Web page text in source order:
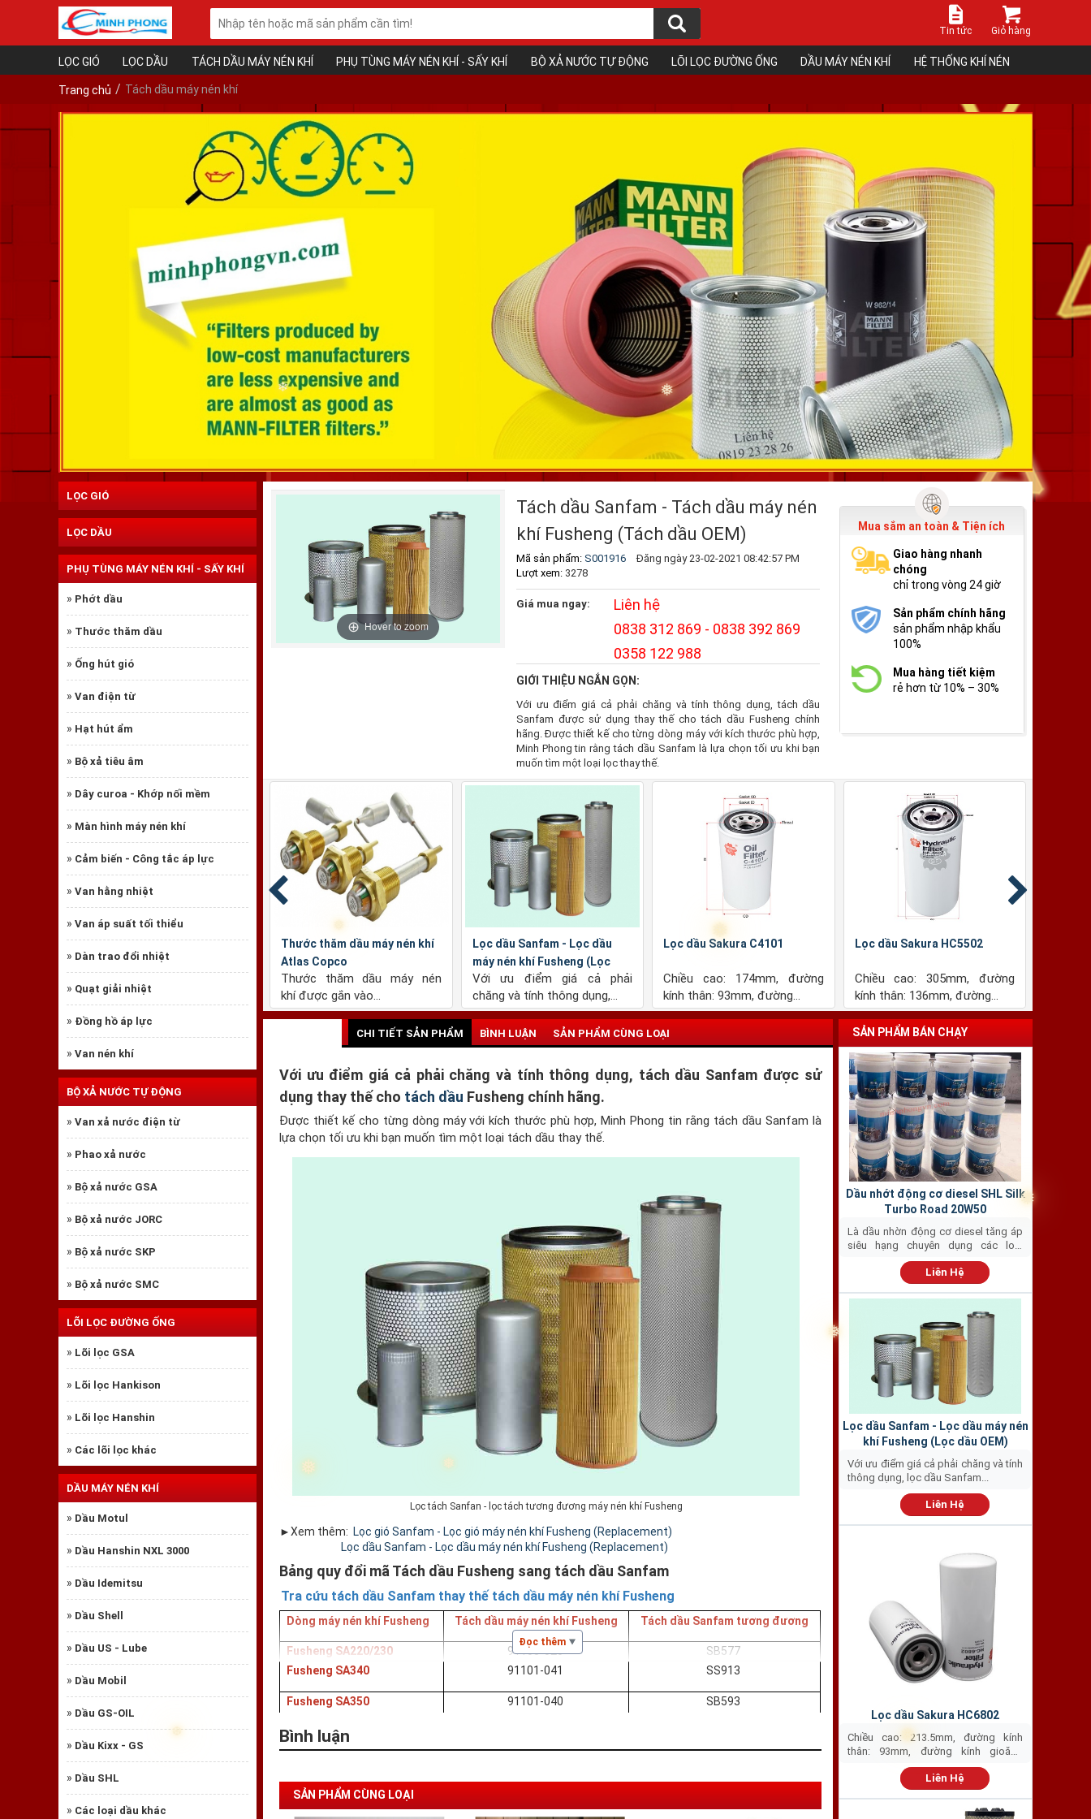
Tin tức Giỏ hàng
LỌC GIÓ LỌC DẦU TÁCH DẦU MÁY NÉN KHÍ PHỤ TÙNG MÁY NÉN KHÍ - SẤY KHÍ BỘ XẢ NƯỚC TỰ ĐỘNG LÕI LỌC ĐƯỜNG ỐNG DẦU MÁY NÉN KHÍ HỆ THỐNG KHÍ NÉN
Trang chủ Tách dầu máy nén khí
❅
❅
❅
LỌC GIÓ
LỌC DẦU
PHỤ TÙNG MÁY NÉN KHÍ - SẤY KHÍ
» Phớt dầu
» Thước thăm dầu
» Ống hút gió
» Van điện từ
» Hạt hút ẩm
» Bộ xả tiêu âm
» Dây curoa - Khớp nối mềm
» Màn hình máy nén khí
» Cảm biến - Công tắc áp lực
» Van hằng nhiệt
» Van áp suất tối thiểu
» Dàn trao đổi nhiệt
» Quạt giải nhiệt
» Đồng hồ áp lực
» Van nén khí
BỘ XẢ NƯỚC TỰ ĐỘNG
» Van xả nước điện từ
» Phao xả nước
» Bộ xả nước GSA
» Bộ xả nước JORC
» Bộ xả nước SKP
» Bộ xả nước SMC
LÕI LỌC ĐƯỜNG ỐNG
» Lõi lọc GSA
» Lõi lọc Hankison
» Lõi lọc Hanshin
» Các lõi lọc khác
DẦU MÁY NÉN KHÍ
» Dầu Motul
» Dầu Hanshin NXL 3000
» Dầu Idemitsu
» Dầu Shell
» Dầu US - Lube
» Dầu Mobil
» Dầu GS-OIL
» Dầu Kixx - GS
» Dầu SHL
» Các loại dầu khác
Hover to zoom
Tách dầu Sanfam - Tách dầu máy nén
khí Fusheng (Tách dầu OEM)
Mã sản phẩm: S001916
Đăng ngày 23-02-2021 08:42:57 PM
Lượt xem:3278
Giá mua ngay:
Liên hệ
0838 312 869 - 0838 392 869
0358 122 988
GIỚI THIỆU NGẮN GỌN:
Với ưu điểm giá cả phải chăng và tính thông dụng, tách dầu
Sanfam được sử dụng thay thế cho tách dầu Fusheng chính
hãng. Được thiết kế cho từng dòng máy với kích thước phù hợp,
Minh Phong tin rằng tách dầu Sanfam là lựa chọn tối ưu khi bạn
muốn tìm một loại lọc thay thế.
Mua sắm an toàn & Tiện ích
Giao hàng nhanh
chóng
chỉ trong vòng 24 giờ
Sản phẩm chính hãng
sản phẩm nhập khẩu
100%
Mua hàng tiết kiệm
rẻ hơn từ 10% – 30%
Lọc dầu Sakura HC5502
kính thân: 136mm, đường...
Lọc dầu Sakura C6205
Chiều cao: 120mm, đường
kính thân: 76mm, đường...
Lọc dầu Sakura HC6802
Chiều cao: 213.5mm, đường
kính thân: 93mm, đường...
Lọc gió Sakura A4910
Chiều cao: 198.5mm, đường
kính ngoài: 240mm, đường...
Lọc gió Sakura A6211
Chiều cao: 352.7mm, đường
kính ngoài: 164mm, đường...
CHI TIẾT SẢN PHẨM BÌNH LUẬN SẢN PHẨM CÙNG LOẠI
Đọc thêm
Với ưu điểm giá cả phải chăng và tính thông dụng, tách dầu Sanfam được sử
dụng thay thế cho tách dầu Fusheng chính hãng.
Được thiết kế cho từng dòng máy với kích thước phù hợp, Minh Phong tin rằng tách dầu Sanfam là
lựa chọn tối ưu khi bạn muốn tìm một loại tách dầu thay thế.
Lọc tách Sanfan - lọc tách tương đương máy nén khí Fusheng
►Xem thêm: Lọc gió Sanfam - Lọc gió máy nén khí Fusheng (Replacement)
Lọc dầu Sanfam - Lọc dầu máy nén khí Fusheng (Replacement)
Bảng quy đổi mã Tách dầu Fusheng sang tách dầu Sanfam
Tra cứu tách dầu Sanfam thay thế tách dầu máy nén khí Fusheng
Dòng máy nén khí Fusheng Tách dầu máy nén khí Fusheng Tách dầu Sanfam tương đương
Fusheng SA220/230 91108-020
SB577
Fusheng SA340
91101-041 SS913
Fusheng SA350 91101-040 SB593
Fusheng SA360
Fusheng SA5150
Bình luận
SẢN PHẨM CÙNG LOẠI
SẢN PHẨM BÁN CHẠY
Dầu nhớt động cơ diesel SHL Silk
Turbo Road 20W50
Là dầu nhờn động cơ diesel tăng áp
siêu hạng chuyên dụng các loại
Liên Hệ
Lọc dầu Sanfam - Lọc dầu máy nén
khí Fusheng (Lọc dầu OEM)
Với ưu điểm giá cả phải chăng và tính
thông dụng, lọc dầu Sanfam...
Liên Hệ
Lọc dầu Sakura HC6802
Chiều cao: 213.5mm, đường kính
thân: 93mm, đường kính gioăng
Liên Hệ